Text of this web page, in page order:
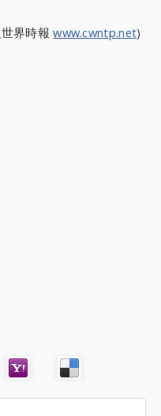
世界時報www.cwntp.net)